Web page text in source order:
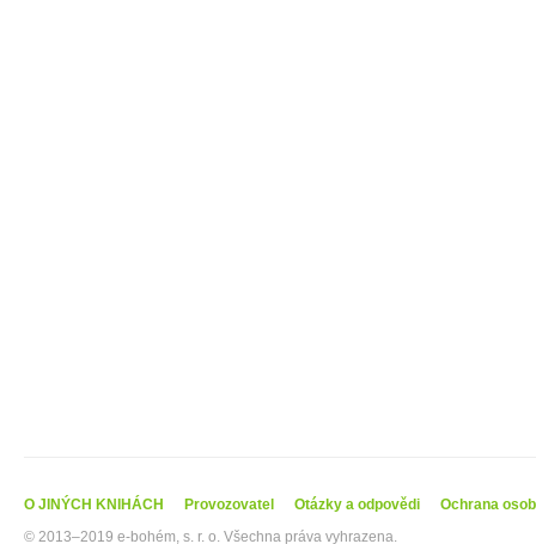
O JINÝCH KNIHÁCH Provozovatel Otázky a odpovědi
Ochrana
© 2013–2019 e-bohém, s. r. o. Všechna práva vyhrazena.